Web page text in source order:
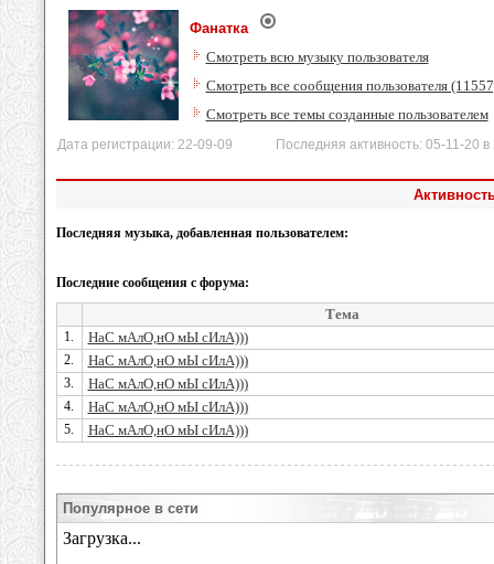
Фанатка
Смотреть всю музыку пользователя
Смотреть все сообщения пользователя
Смотреть все темы созданные пользователем
Дата регистрации: 22-09-09 Последняя активность: 05-11-20 в
Последняя музыка, добавленная пользователем:
Последние сообщения с форума:
Тема
1. НаС мАлО,нО мЫ сИлА)))
2. НаС мАлО,нО мЫ сИлА)))
3. НаС мАлО,нО мЫ сИлА)))
4. НаС мАлО,нО мЫ сИлА)))
5. НаС мАлО,нО мЫ сИлА)))
Популярное в сети